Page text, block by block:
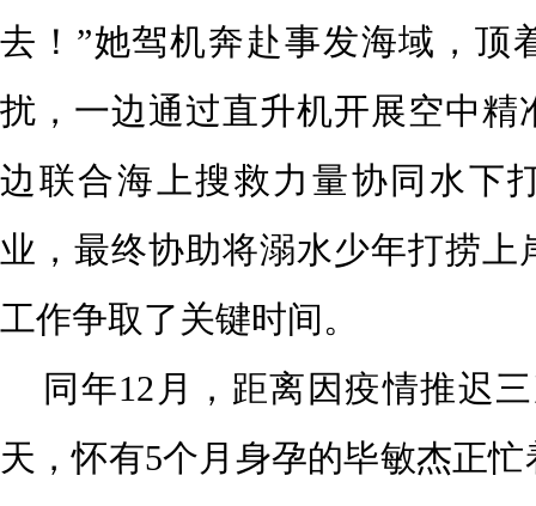
去！”她驾机奔赴事发海域，顶
扰，一边通过直升机开展空中精
边联合海上搜救力量协同水下
业，最终协助将溺水少年打捞上
工作争取了关键时间。
同年12月，距离因疫情推迟
天，怀有5个月身孕的毕敏杰正